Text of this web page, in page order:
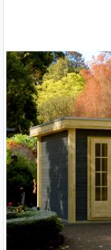
voor extra stevigheid
Dit tuinhuis is
de voorzijde met
cm, die zorgen voor
een stijlvolle
ramen aan de
zijkanten, elk 68 cm
voldoende natuurlijk
dakoversteek aan de
wat niet alleen
ook extra
weersinvloeden.